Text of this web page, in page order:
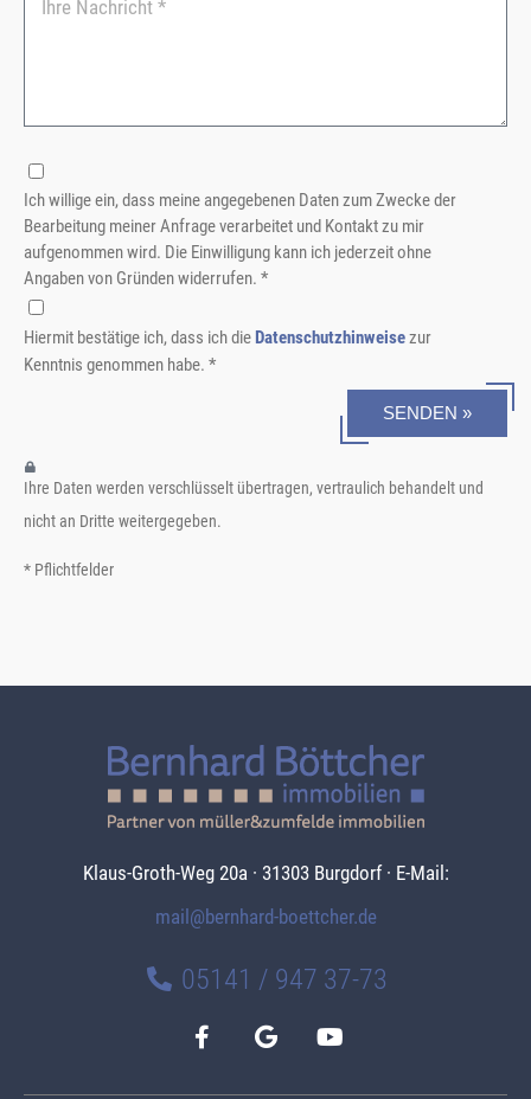
Klaus-Groth-Weg 20a · 31303 Burgdorf · E-Mail:
mail@bernhard-boettcher.de
05141 / 947 37-73
Ich willige ein, dass meine angegebenen Daten zum Zwecke der
Bearbeitung meiner Anfrage verarbeitet und Kontakt zu mir
aufgenommen wird. Die Einwilligung kann ich jederzeit ohne
Angaben von Gründen widerrufen. *
Hiermit bestätige ich, dass ich dieDatenschutzhinweisezur
Kenntnis genommen habe. *
SENDEN »
Ihre Daten werden verschlüsselt übertragen, vertraulich behandelt und
nicht an Dritte weitergegeben.
* Pflichtfelder